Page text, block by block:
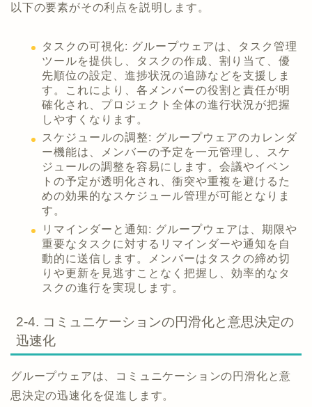
以下の要素がその利点を説明します。
タスクの可視化: グループウェアは、タスク管理
ツールを提供し、タスクの作成、割り当て、優
先順位の設定、進捗状況の追跡などを支援しま
す。これにより、各メンバーの役割と責任が明
確化され、プロジェクト全体の進行状況が把握
しやすくなります。
スケジュールの調整: グループウェアのカレンダ
ー機能は、メンバーの予定を一元管理し、スケ
ジュールの調整を容易にします。会議やイベン
トの予定が透明化され、衝突や重複を避けるた
めの効果的なスケジュール管理が可能となりま
す。
リマインダーと通知: グループウェアは、期限や
重要なタスクに対するリマインダーや通知を自
動的に送信します。メンバーはタスクの締め切
りや更新を見逃すことなく把握し、効率的なタ
スクの進行を実現します。
2-4. コミュニケーションの円滑化と意思決定の
迅速化
グループウェアは、コミュニケーションの円滑化と意
思決定の迅速化を促進します。